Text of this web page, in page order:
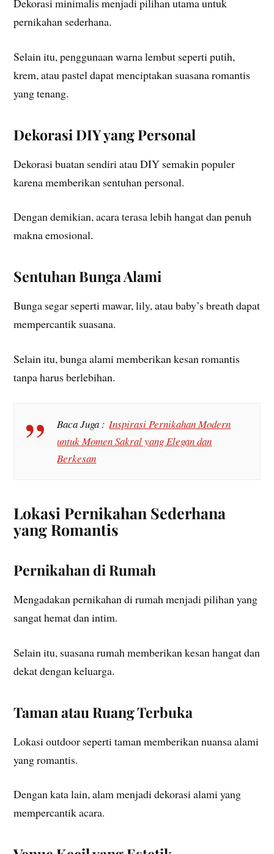
pernikahan sederhana.
Selain itu, penggunaan warna lembut seperti putih,
krem, atau pastel dapat menciptakan suasana romantis
yang tenang.
Dekorasi DIY yang Personal
Dekorasi buatan sendiri atau DIY semakin populer
karena memberikan sentuhan personal.
Dengan demikian, acara terasa lebih hangat dan penuh
makna emosional.
Sentuhan Bunga Alami
Bunga segar seperti mawar, lily, atau baby’s breath dapat
mempercantik suasana.
Selain itu, bunga alami memberikan kesan romantis
tanpa harus berlebihan.
Baca Juga :Inspirasi Pernikahan Modern
untuk Momen Sakral yang Elegan dan
Berkesan
Lokasi Pernikahan Sederhana
yang Romantis
Pernikahan di Rumah
Mengadakan pernikahan di rumah menjadi pilihan yang
sangat hemat dan intim.
Selain itu, suasana rumah memberikan kesan hangat dan
dekat dengan keluarga.
Taman atau Ruang Terbuka
Lokasi outdoor seperti taman memberikan nuansa alami
yang romantis.
Dengan kata lain, alam menjadi dekorasi alami yang
mempercantik acara.